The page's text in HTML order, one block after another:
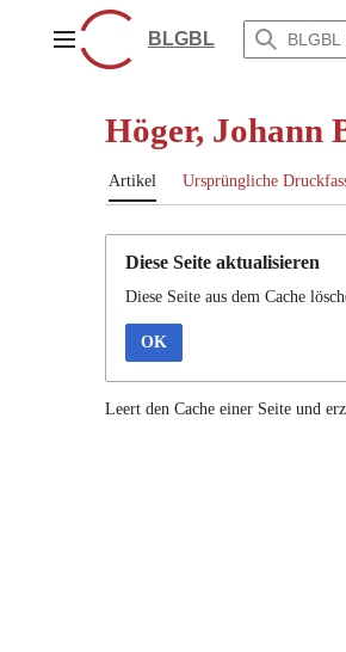
springenHauptmenüBLGBL
Höger, Johann
Artikel Ursprüngliche
Diese Seite aktualisieren
Diese Seite aus dem Cache
OK
Leert den Cache einer Seite und